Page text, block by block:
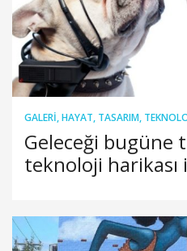
GALERI,HAYAT, TASARIM,
Geleceği bugüne
teknoloji harikası